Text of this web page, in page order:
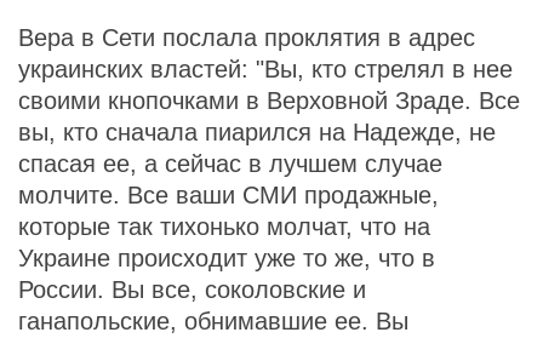
Вера в Сети послала проклятия в адрес
украинских властей: "Вы, кто стрелял в нее
своими кнопочками в Верховной Зраде. Все
вы, кто сначала пиарился на Надежде, не
спасая ее, а сейчас в лучшем случае
молчите. Все ваши СМИ продажные,
которые так тихонько молчат, что на
Украине происходит уже то же, что в
России. Вы все, соколовские и
ганапольские, обнимавшие ее. Вы